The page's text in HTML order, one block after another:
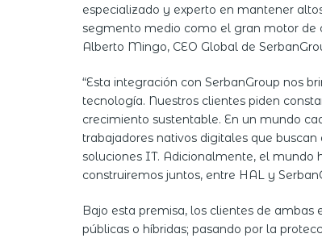
especializado y experto en mantener
segmento medio como el gran motor de
Alberto Mingo, CEO Global de
“Esta integración con SerbanGroup nos
tecnología. Nuestros clientes piden
crecimiento sustentable. En un mundo
trabajadores nativos digitales que
soluciones IT. Adicionalmente, el mundo
construiremos juntos, entre HAL y
Bajo esta premisa, los clientes de
públicas o híbridas; pasando por la